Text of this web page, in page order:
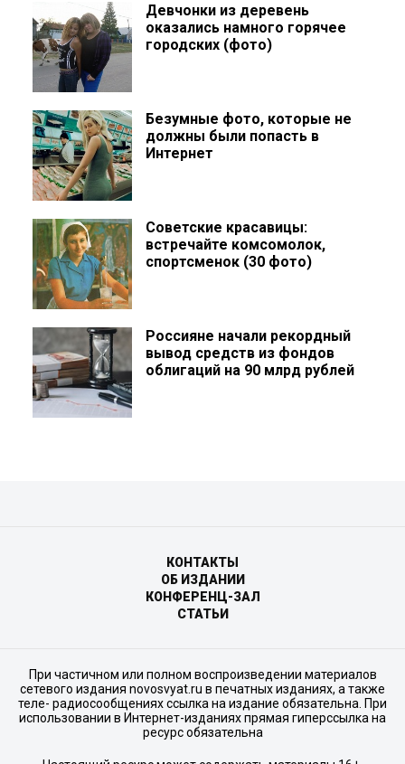
Девчонки из деревень
оказались намного горячее
городских (фото)
Безумные фото, которые не
должны были попасть в
Интернет
Советские красавицы:
встречайте комсомолок,
спортсменок (30 фото)
Россияне начали рекордный
вывод средств из фондов
облигаций на 90 млрд рублей
КОНТАКТЫ
ОБ ИЗДАНИИ
КОНФЕРЕНЦ-ЗАЛ
СТАТЬИ
При частичном или полном воспроизведении материалов
сетевого издания novosvyat.ru в печатных изданиях, а также
теле- радиосообщениях ссылка на издание обязательна. При
использовании в Интернет-изданиях прямая гиперссылка на
ресурс обязательна